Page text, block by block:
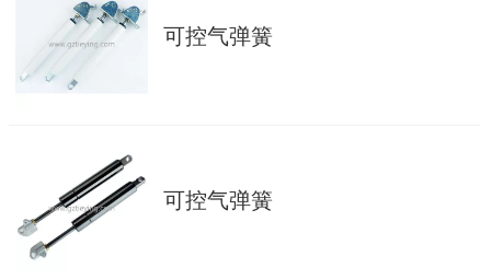
可控气弹簧
可控气弹簧